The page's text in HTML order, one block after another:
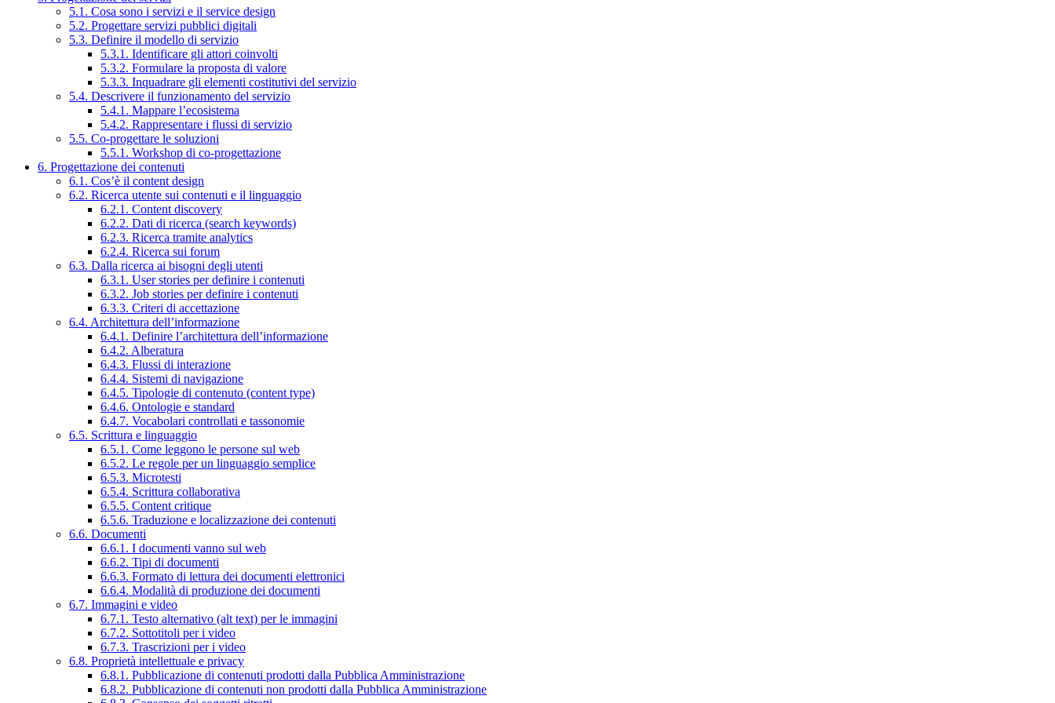
5.1. Cosa sono i servizi e il service design
5.2. Progettare servizi pubblici digitali
5.3. Definire il modello di servizio
5.3.1. Identificare gli attori coinvolti
5.3.2. Formulare la proposta di valore
5.3.3. Inquadrare gli elementi costitutivi del servizio
5.4. Descrivere il funzionamento del servizio
5.4.1. Mappare l’ecosistema
5.4.2. Rappresentare i flussi di servizio
5.5. Co-progettare le soluzioni
5.5.1. Workshop di co-progettazione
6. Progettazione dei contenuti
6.1. Cos’è il content design
6.2. Ricerca utente sui contenuti e il linguaggio
6.2.1. Content discovery
6.2.2. Dati di ricerca (search keywords)
6.2.3. Ricerca tramite analytics
6.2.4. Ricerca sui forum
6.3. Dalla ricerca ai bisogni degli utenti
6.3.1. User stories per definire i contenuti
6.3.2. Job stories per definire i contenuti
6.3.3. Criteri di accettazione
6.4. Architettura dell’informazione
6.4.1. Definire l’architettura dell’informazione
6.4.2. Alberatura
6.4.3. Flussi di interazione
6.4.4. Sistemi di navigazione
6.4.5. Tipologie di contenuto (content type)
6.4.6. Ontologie e standard
6.4.7. Vocabolari controllati e tassonomie
6.5. Scrittura e linguaggio
6.5.1. Come leggono le persone sul web
6.5.2. Le regole per un linguaggio semplice
6.5.3. Microtesti
6.5.4. Scrittura collaborativa
6.5.5. Content critique
6.5.6. Traduzione e localizzazione dei contenuti
6.6. Documenti
6.6.1. I documenti vanno sul web
6.6.2. Tipi di documenti
6.6.3. Formato di lettura dei documenti elettronici
6.6.4. Modalità di produzione dei documenti
6.7. Immagini e video
6.7.1. Testo alternativo (alt text) per le immagini
6.7.2. Sottotitoli per i video
6.7.3. Trascrizioni per i video
6.8. Proprietà intellettuale e privacy
6.8.1. Pubblicazione di contenuti prodotti dalla Pubblica Amministrazione
6.8.2. Pubblicazione di contenuti non prodotti dalla Pubblica Amministrazione